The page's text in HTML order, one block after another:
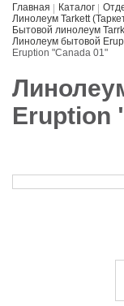
Главная Каталог
Линолеум Tarkett
Бытовой линолеум
Линолеум бытовой
Eruption "Canada 01"
Eruption